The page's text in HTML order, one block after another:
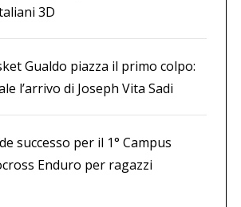
3D
Gualdo piazza il primo colpo:
l’arrivo di Joseph Vita Sadi
successo per il 1° Campus
Enduro per ragazzi